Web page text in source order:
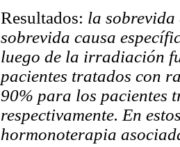
Resultados: la
sobrevida causa
luego de la irradiación
pacientes tratados con
90% para los pacientes
respectivamente. En
hormonoterapia